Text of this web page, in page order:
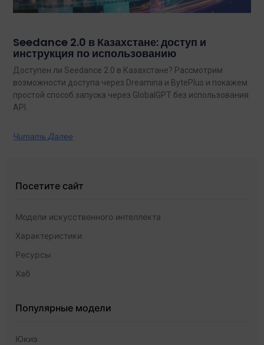
Seedance 2.0 в Казахстане: доступ и
инструкция по использованию
Доступен ли Seedance 2.0 в Казахстане? Рассмотрим
возможности доступа через Dreamina и BytePlus и покажем
простой способ запуска через GlobalGPT без использования
API.
Читать Далее
Посетите сайт
Модели искусственного интеллекта
Характеристики
Ресурсы
Хаб
Популярные модели
Юкиэ